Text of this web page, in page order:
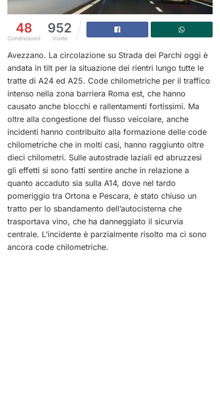
48
Condivisioni
952
Visite
Avezzano. La circolazione su Strada dei Parchi oggi è
andata in tilt per la situazione dei rientri lungo tutte le
tratte di A24 ed A25. Code chilometriche per il traffico
intenso nella zona barriera Roma est, che hanno
causato anche blocchi e rallentamenti fortissimi. Ma
oltre alla congestione del flusso veicolare, anche
incidenti hanno contribuito alla formazione delle code
chilometriche che in molti casi, hanno raggiunto oltre
dieci chilometri. Sulle autostrade laziali ed abruzzesi
gli effetti si sono fatti sentire anche in relazione a
quanto accaduto sia sulla A14, dove nel tardo
pomeriggio tra Ortona e Pescara, è stato chiuso un
tratto per lo sbandamento dell’autocisterna che
trasportava vino, che ha danneggiato il sicurvia
centrale. L’incidente è parzialmente risolto ma ci sono
ancora code chilometriche.